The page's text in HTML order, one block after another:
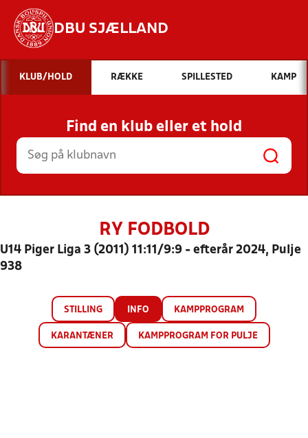
DBU SJÆLLAND
Hvad vil du søge efter?
INDHOLD OG NYHEDER
STILLINGER, RESULTATER, KLUBBER OG
HOLD
KLUB/HOLD RÆKKE SPILLESTED KAMP
Find en klub eller et hold
RY FODBOLD
U14 Piger Liga 3 (2011) 11:11/9:9 - efterår 2024, Pulje
938
STILLING INFO KAMPPROGRAM
KARANTÆNER KAMPPROGRAM FOR PULJE